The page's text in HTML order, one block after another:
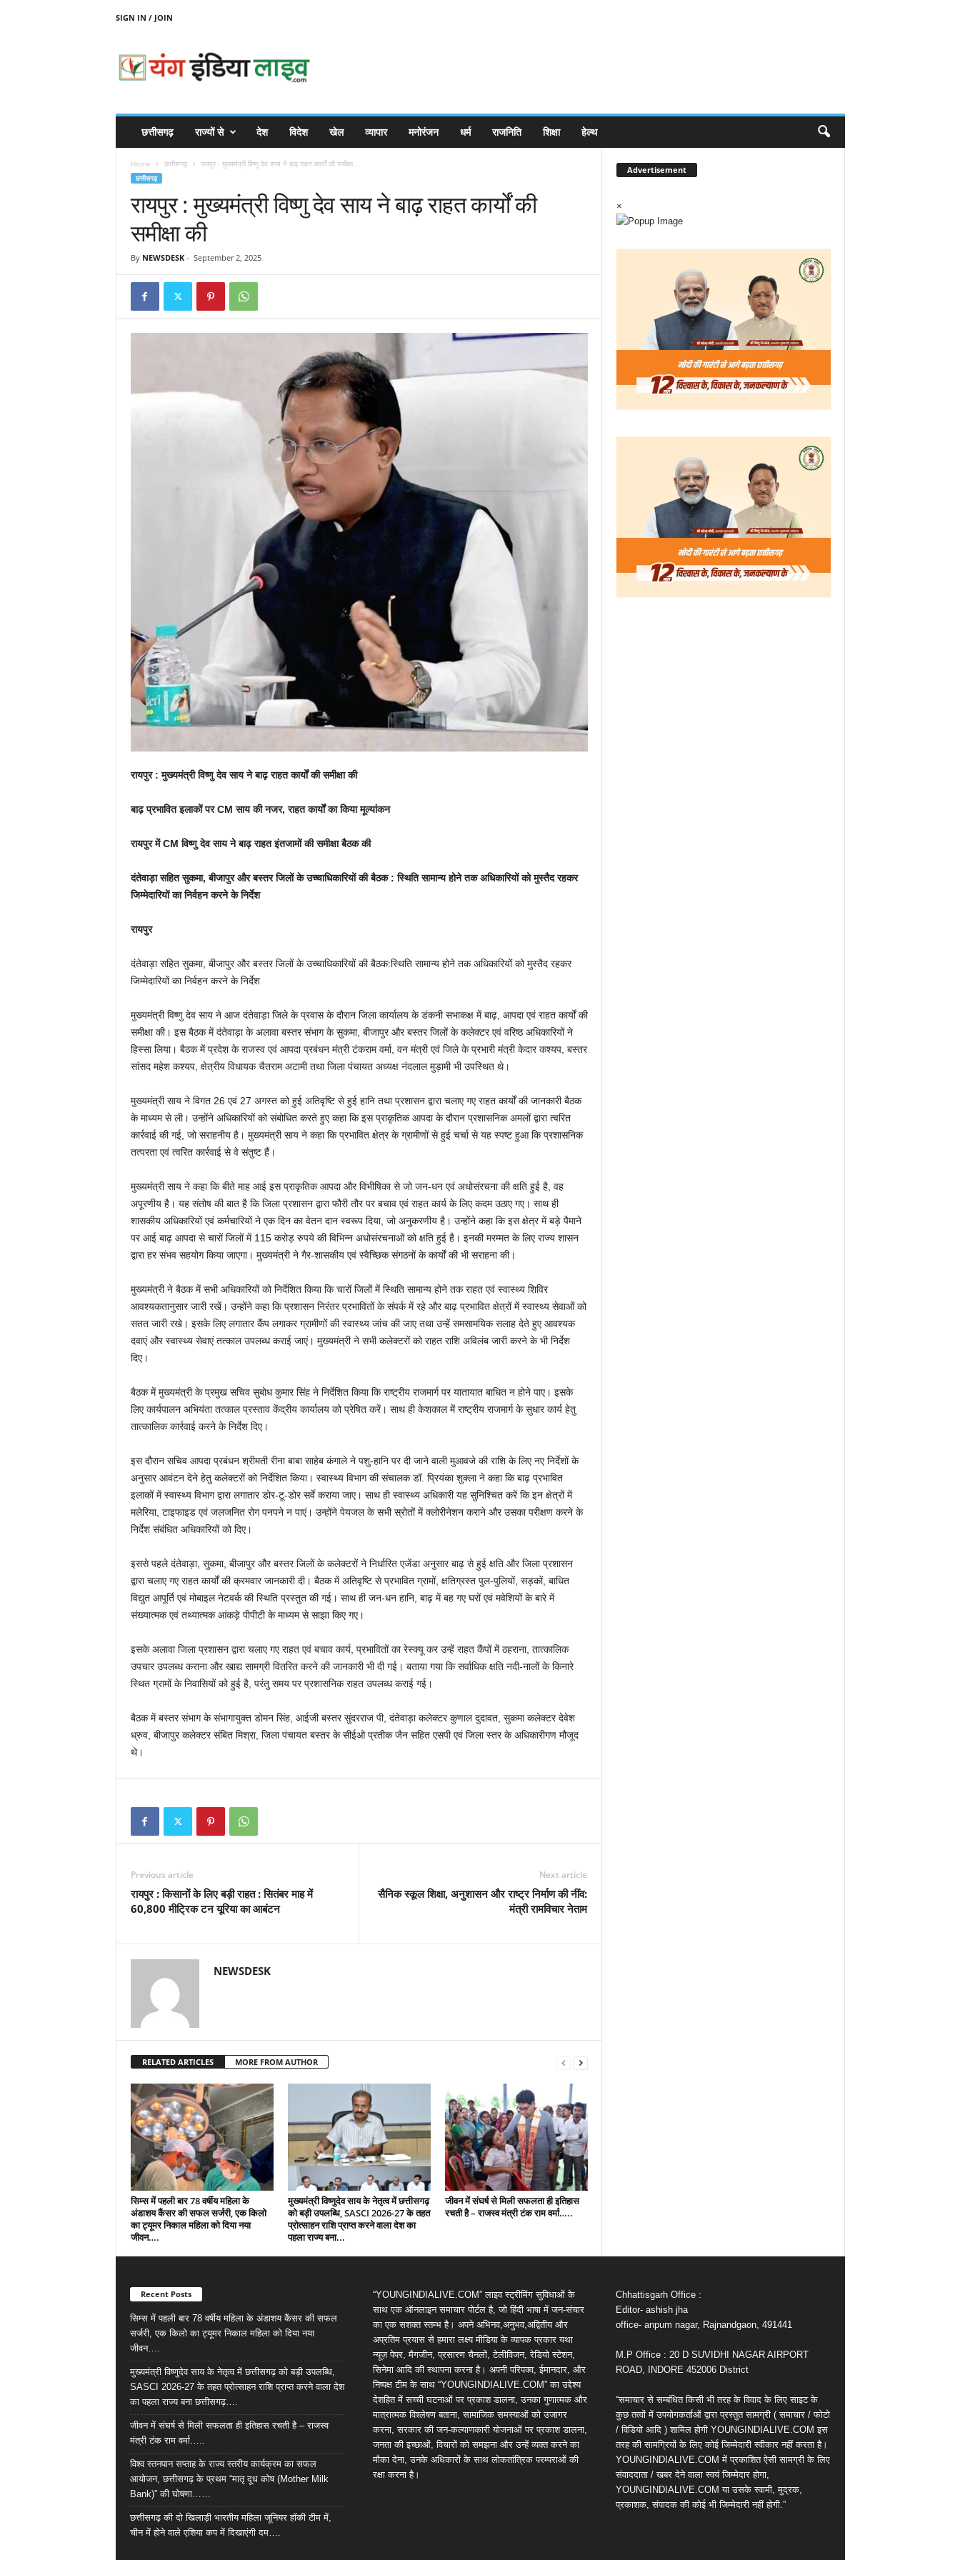
SIGN IN / JOIN
N
छत्तीसगढ़ राज्यों से देश विदेश खेल व्यापार मनोरंजन धर्म राजनिति शिक्षा हेल्थ
Home छत्तीसगढ़ रायपुर : मुख्यमंत्री विष्णु देव साय ने बाढ़ राहत कार्यों की समीक्षा...
छत्तीसगढ़
रायपुर : मुख्यमंत्री विष्णु देव साय ने बाढ़ राहत कार्यों की
समीक्षा की
By NEWSDESK- September 2, 2025
रायपुर : मुख्यमंत्री विष्णु देव साय ने बाढ़ राहत कार्यों की समीक्षा की
बाढ़ प्रभावित इलाकों पर CM साय की नजर, राहत कार्यों का किया मूल्यांकन
रायपुर में CM विष्णु देव साय ने बाढ़ राहत इंतजामों की समीक्षा बैठक की
दंतेवाड़ा सहित सुकमा, बीजापुर और बस्तर जिलों के उच्चाधिकारियों की बैठक : स्थिति सामान्य होने तक अधिकारियों को मुस्तैद रहकर
जिम्मेदारियों का निर्वहन करने के निर्देश
रायपुर
दंतेवाड़ा सहित सुकमा, बीजापुर और बस्तर जिलों के उच्चाधिकारियों की बैठक:स्थिति सामान्य होने तक अधिकारियों को मुस्तैद रहकर
जिम्मेदारियों का निर्वहन करने के निर्देश
मुख्यमंत्री विष्णु देव साय ने आज दंतेवाड़ा जिले के प्रवास के दौरान जिला कार्यालय के डंकनी सभाकक्ष में बाढ़, आपदा एवं राहत कार्यों की
समीक्षा की। इस बैठक में दंतेवाड़ा के अलावा बस्तर संभाग के सुकमा, बीजापुर और बस्तर जिलों के कलेक्टर एवं वरिष्ठ अधिकारियों ने
हिस्सा लिया। बैठक में प्रदेश के राजस्व एवं आपदा प्रबंधन मंत्री टंकराम वर्मा, वन मंत्री एवं जिले के प्रभारी मंत्री केदार कश्यप, बस्तर
सांसद महेश कश्यप, क्षेत्रीय विधायक चैतराम अटामी तथा जिला पंचायत अध्यक्ष नंदलाल मुड़ामी भी उपस्थित थे।
मुख्यमंत्री साय ने विगत 26 एवं 27 अगस्त को हुई अतिवृष्टि से हुई हानि तथा प्रशासन द्वारा चलाए गए राहत कार्यों की जानकारी बैठक
के माध्यम से ली। उन्होंने अधिकारियों को संबोधित करते हुए कहा कि इस प्राकृतिक आपदा के दौरान प्रशासनिक अमलों द्वारा त्वरित
कार्रवाई की गई, जो सराहनीय है। मुख्यमंत्री साय ने कहा कि प्रभावित क्षेत्र के ग्रामीणों से हुई चर्चा से यह स्पष्ट हुआ कि प्रशासनिक
तत्परता एवं त्वरित कार्रवाई से वे संतुष्ट हैं।
मुख्यमंत्री साय ने कहा कि बीते माह आई इस प्राकृतिक आपदा और विभीषिका से जो जन-धन एवं अधोसंरचना की क्षति हुई है, वह
अपूरणीय है। यह संतोष की बात है कि जिला प्रशासन द्वारा फौरी तौर पर बचाव एवं राहत कार्य के लिए कदम उठाए गए। साथ ही
शासकीय अधिकारियों एवं कर्मचारियों ने एक दिन का वेतन दान स्वरूप दिया, जो अनुकरणीय है। उन्होंने कहा कि इस क्षेत्र में बड़े पैमाने
पर आई बाढ़ आपदा से चारों जिलों में 115 करोड़ रुपये की विभिन्न अधोसंरचनाओं को क्षति हुई है। इनकी मरम्मत के लिए राज्य शासन
द्वारा हर संभव सहयोग किया जाएगा। मुख्यमंत्री ने गैर-शासकीय एवं स्वैच्छिक संगठनों के कार्यों की भी सराहना की।
मुख्यमंत्री ने बैठक में सभी अधिकारियों को निर्देशित किया कि चारों जिलों में स्थिति सामान्य होने तक राहत एवं स्वास्थ्य शिविर
आवश्यकतानुसार जारी रखें। उन्होंने कहा कि प्रशासन निरंतर प्रभावितों के संपर्क में रहे और बाढ़ प्रभावित क्षेत्रों में स्वास्थ्य सेवाओं को
सतत जारी रखे। इसके लिए लगातार कैंप लगाकर ग्रामीणों की स्वास्थ्य जांच की जाए तथा उन्हें समसामयिक सलाह देते हुए आवश्यक
दवाएं और स्वास्थ्य सेवाएं तत्काल उपलब्ध कराई जाएं। मुख्यमंत्री ने सभी कलेक्टरों को राहत राशि अविलंब जारी करने के भी निर्देश
दिए।
बैठक में मुख्यमंत्री के प्रमुख सचिव सुबोध कुमार सिंह ने निर्देशित किया कि राष्ट्रीय राजमार्ग पर यातायात बाधित न होने पाए। इसके
लिए कार्यपालन अभियंता तत्काल प्रस्ताव केंद्रीय कार्यालय को प्रेषित करें। साथ ही केशकाल में राष्ट्रीय राजमार्ग के सुधार कार्य हेतु
तात्कालिक कार्रवाई करने के निर्देश दिए।
इस दौरान सचिव आपदा प्रबंधन श्रीमती रीना बाबा साहेब कंगाले ने पशु-हानि पर दी जाने वाली मुआवजे की राशि के लिए नए निर्देशों के
अनुसार आवंटन देने हेतु कलेक्टरों को निर्देशित किया। स्वास्थ्य विभाग की संचालक डॉ. प्रियंका शुक्ला ने कहा कि बाढ़ प्रभावित
इलाकों में स्वास्थ्य विभाग द्वारा लगातार डोर-टू-डोर सर्वे कराया जाए। साथ ही स्वास्थ्य अधिकारी यह सुनिश्चित करें कि इन क्षेत्रों में
मलेरिया, टाइफाइड एवं जलजनित रोग पनपने न पाएं। उन्होंने पेयजल के सभी स्रोतों में क्लोरीनेशन कराने और उसका परीक्षण करने के
निर्देश संबंधित अधिकारियों को दिए।
इससे पहले दंतेवाड़ा, सुकमा, बीजापुर और बस्तर जिलों के कलेक्टरों ने निर्धारित एजेंडा अनुसार बाढ़ से हुई क्षति और जिला प्रशासन
द्वारा चलाए गए राहत कार्यों की क्रमवार जानकारी दी। बैठक में अतिवृष्टि से प्रभावित ग्रामों, क्षतिग्रस्त पुल-पुलियों, सड़कों, बाधित
विद्युत आपूर्ति एवं मोबाइल नेटवर्क की स्थिति प्रस्तुत की गई। साथ ही जन-धन हानि, बाढ़ में बह गए घरों एवं मवेशियों के बारे में
संख्यात्मक एवं तथ्यात्मक आंकड़े पीपीटी के माध्यम से साझा किए गए।
इसके अलावा जिला प्रशासन द्वारा चलाए गए राहत एवं बचाव कार्य, प्रभावितों का रेस्क्यू कर उन्हें राहत कैंपों में ठहराना, तात्कालिक
उपचार उपलब्ध कराना और खाद्य सामग्री वितरित करने की जानकारी भी दी गई। बताया गया कि सर्वाधिक क्षति नदी-नालों के किनारे
स्थित ग्रामों के निवासियों को हुई है, परंतु समय पर प्रशासनिक राहत उपलब्ध कराई गई।
बैठक में बस्तर संभाग के संभागायुक्त डोमन सिंह, आईजी बस्तर सुंदरराज पी, दंतेवाड़ा कलेक्टर कुणाल दुदावत, सुकमा कलेक्टर देवेश
ध्रुव, बीजापुर कलेक्टर संबित मिश्रा, जिला पंचायत बस्तर के सीईओ प्रतीक जैन सहित एसपी एवं जिला स्तर के अधिकारीगण मौजूद
थे।
Previous article
रायपुर : किसानों के लिए बड़ी राहत : सितंबर माह में
60,800 मीट्रिक टन यूरिया का आबंटन
Next article
सैनिक स्कूल शिक्षा, अनुशासन और राष्ट्र निर्माण की नींव:
मंत्री रामविचार नेताम
NEWSDESK
RELATED ARTICLES MORE FROM AUTHOR
सिम्स में पहली बार 78 वर्षीय महिला के
अंडाशय कैंसर की सफल सर्जरी, एक किलो
का ट्यूमर निकाल महिला को दिया नया
जीवन….
मुख्यमंत्री विष्णुदेव साय के नेतृत्व में छत्तीसगढ़
को बड़ी उपलब्धि, SASCI 2026-27 के तहत
प्रोत्साहन राशि प्राप्त करने वाला देश का
पहला राज्य बना...
जीवन में संघर्ष से मिली सफलता ही इतिहास
रचती है – राजस्व मंत्री टंक राम वर्मा…..
Advertisement
×
Recent Posts
सिम्स में पहली बार 78 वर्षीय महिला के अंडाशय कैंसर की सफल
सर्जरी, एक किलो का ट्यूमर निकाल महिला को दिया नया
जीवन….
मुख्यमंत्री विष्णुदेव साय के नेतृत्व में छत्तीसगढ़ को बड़ी उपलब्धि,
SASCI 2026-27 के तहत प्रोत्साहन राशि प्राप्त करने वाला देश
का पहला राज्य बना छत्तीसगढ़….
जीवन में संघर्ष से मिली सफलता ही इतिहास रचती है – राजस्व
मंत्री टंक राम वर्मा…..
विश्व स्तनपान सप्ताह के राज्य स्तरीय कार्यक्रम का सफल
आयोजन, छत्तीसगढ़ के प्रथम “मातृ दूध कोष (Mother Milk
Bank)” की घोषणा……
छत्तीसगढ़ की दो खिलाड़ी भारतीय महिला जूनियर हॉकी टीम में,
चीन में होने वाले एशिया कप में दिखाएंगी दम….
“YOUNGINDIALIVE.COM” लाइव स्ट्रीमिंग सुविधाओं के
साथ एक ऑनलाइन समाचार पोर्टल है, जो हिंदी भाषा में जन-संचार
का एक सशक्त स्तम्भ है। अपने अभिनव,अनुभव,अद्वितीय और
अप्रतिम प्रयास से हमारा लक्ष्य मीडिया के व्यापक प्रकार यथा
न्यूज़ पेपर, मैगजीन, प्रसारण चैनलों, टेलीविजन, रेडियो स्टेशन,
सिनेमा आदि की स्थापना करना है। अपनी परिपक्व, ईमानदार, और
निष्पक्ष टीम के साथ “YOUNGINDIALIVE.COM” का उद्देश्य
देशहित में सच्ची घटनाओं पर प्रकाश डालना, उनका गुणात्मक और
मात्रात्मक विश्लेषण बताना, सामाजिक समस्याओं को उजागर
करना, सरकार की जन-कल्याणकारी योजनाओं पर प्रकाश डालना,
जनता की इच्छाओं, विचारों को समझना और उन्हें व्यक्त करने का
मौका देना, उनके अधिकारों के साथ लोकतांत्रिक परम्पराओं की
रक्षा करना है।
Chhattisgarh Office :
Editor- ashish jha
office- anpum nagar, Rajnandgaon, 491441
M.P Office : 20 D SUVIDHI NAGAR AIRPORT
ROAD, INDORE 452006 District
“समाचार से सम्बंधित किसी भी तरह के विवाद के लिए साइट के
कुछ तत्वों में उपयोगकर्ताओं द्वारा प्रस्तुत सामग्री ( समाचार / फोटो
/ विडियो आदि ) शामिल होगी YOUNGINDIALIVE.COM इस
तरह की सामग्रियों के लिए कोई जिम्मेदारी स्वीकार नहीं करता है।
YOUNGINDIALIVE.COM में प्रकाशित ऐसी सामग्री के लिए
संवाददाता / खबर देने वाला स्वयं जिम्मेदार होगा,
YOUNGINDIALIVE.COM या उसके स्वामी, मुद्रक,
प्रकाशक, संपादक की कोई भी जिम्मेदारी नहीं होगी.”